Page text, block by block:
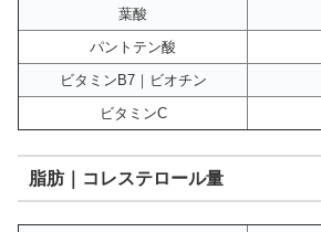
葉酸
パントテン酸
ビタミンB7｜ビオチン
ビタミンC
脂肪｜コレステロール量